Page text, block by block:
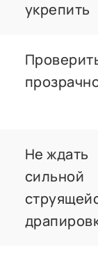
укрепить
Не ждать
сильной